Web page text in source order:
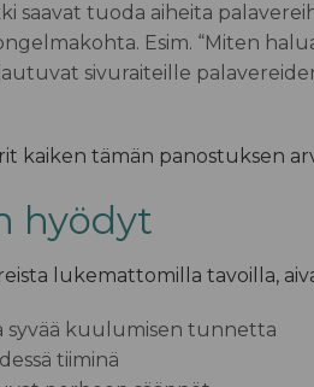
saavat tuoda aiheita
Esim. “Miten
sivuraiteille
kaiken tämän panostuksen
hyödyt
lukemattomilla tavoilla,
syvää kuulumisen tunnetta
tiiminä